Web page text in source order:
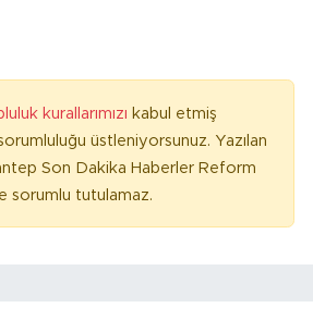
kurallarımızı kabul etmiş
üstleniyorsunuz. Yazılan
Son Dakika Haberler Reform
sorumlu tutulamaz.